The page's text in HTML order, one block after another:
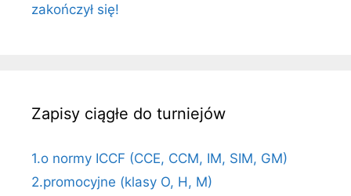
zakończył się!
Zapisy ciągłe do turniejów
1.o normy ICCF (CCE, CCM, IM, SIM, GM)
2.promocyjne (klasy O, H, M)